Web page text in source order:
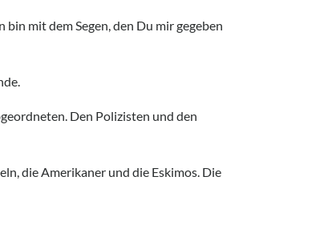
mit dem Segen, den Du mir gegeben
Den Polizisten und den
die Amerikaner und die Eskimos. Die